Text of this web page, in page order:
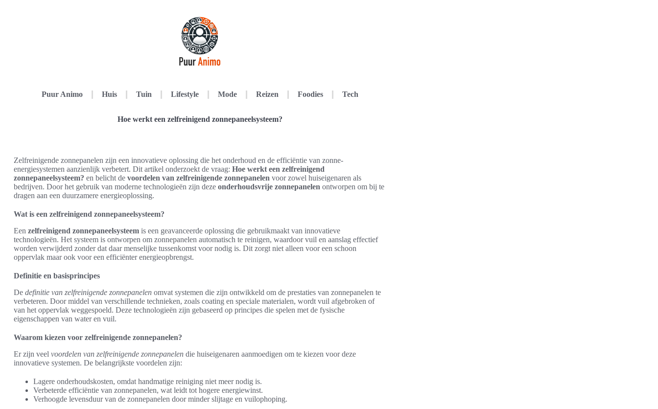
Puur Animo Huis Tuin Lifestyle Mode Reizen Foodies Tech
Hoe werkt een zelfreinigend zonnepaneelsysteem?
Zelfreinigende zonnepanelen zijn een innovatieve oplossing die het onderhoud en de efficiëntie van zonne-
energiesystemen aanzienlijk verbetert. Dit artikel onderzoekt de vraag: Hoe werkt een zelfreinigend
zonnepaneelsysteem? en belicht de voordelen van zelfreinigende zonnepanelen voor zowel huiseigenaren als
bedrijven. Door het gebruik van moderne technologieën zijn deze onderhoudsvrije zonnepanelen ontworpen om bij te
dragen aan een duurzamere energieoplossing.
Wat is een zelfreinigend zonnepaneelsysteem?
Een zelfreinigend zonnepaneelsysteem is een geavanceerde oplossing die gebruikmaakt van innovatieve
technologieën. Het systeem is ontworpen om zonnepanelen automatisch te reinigen, waardoor vuil en aanslag effectief
worden verwijderd zonder dat daar menselijke tussenkomst voor nodig is. Dit zorgt niet alleen voor een schoon
oppervlak maar ook voor een efficiënter energieopbrengst.
Definitie en basisprincipes
De definitie van zelfreinigende zonnepanelen omvat systemen die zijn ontwikkeld om de prestaties van zonnepanelen te
verbeteren. Door middel van verschillende technieken, zoals coating en speciale materialen, wordt vuil afgebroken of
van het oppervlak weggespoeld. Deze technologieën zijn gebaseerd op principes die spelen met de fysische
eigenschappen van water en vuil.
Waarom kiezen voor zelfreinigende zonnepanelen?
Er zijn veel voordelen van zelfreinigende zonnepanelen die huiseigenaren aanmoedigen om te kiezen voor deze
innovatieve systemen. De belangrijkste voordelen zijn:
Lagere onderhoudskosten, omdat handmatige reiniging niet meer nodig is.
Verbeterde efficiëntie van zonnepanelen, wat leidt tot hogere energiewinst.
Verhoogde levensduur van de zonnepanelen door minder slijtage en vuilophoping.